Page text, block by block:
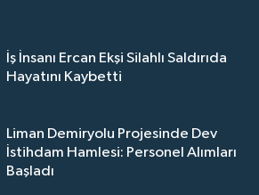
İş İnsanı Ercan Ekşi Silahlı Saldırıda
Hayatını Kaybetti
Liman Demiryolu Projesinde Dev
İstihdam Hamlesi: Personel Alımları
Başladı